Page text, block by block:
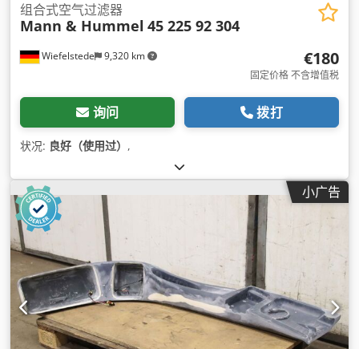
Wiefelstede 9,320 km
组合式空气过滤器
Mann & Hummel 45 225 92 304
€180
固定价格 不含增值税
询问 拨打
状况: 良好（使用过） ,
小广告